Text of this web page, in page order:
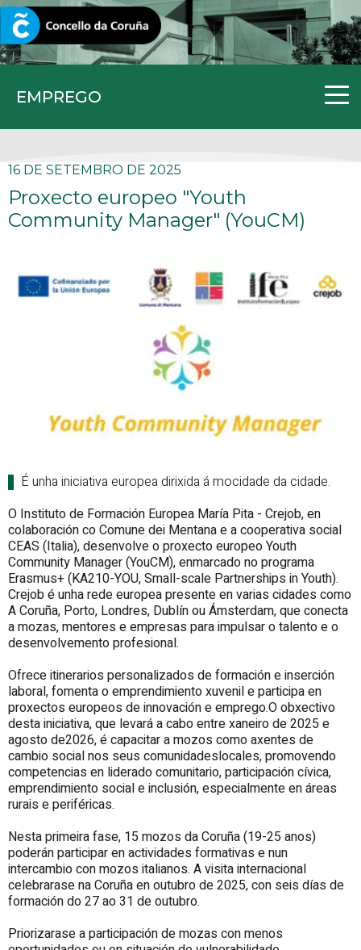
EMPREGO
CORUNA.GAL
16 DE SETEMBRO DE 2025
Proxecto europeo "Youth
Community Manager" (YouCM)
É unha iniciativa europea dirixida á mocidade da cidade.
O Instituto de Formación Europea María Pita - Crejob, en
colaboración co Comune dei Mentana e a cooperativa social
CEAS (Italia), desenvolve o proxecto europeo Youth
Community Manager (YouCM), enmarcado no programa
Erasmus+ (KA210-YOU, Small-scale Partnerships in Youth).
Crejob é unha rede europea presente en varias cidades como
A Coruña, Porto, Londres, Dublín ou Ámsterdam, que conecta
a mozas, mentores e empresas para impulsar o talento e o
desenvolvemento profesional.
Ofrece itinerarios personalizados de formación e inserción
laboral, fomenta o emprendimiento xuvenil e participa en
proxectos europeos de innovación e emprego.O obxectivo
desta iniciativa, que levará a cabo entre xaneiro de 2025 e
agosto de2026, é capacitar a mozos como axentes de
cambio social nos seus comunidadeslocales, promovendo
competencias en liderado comunitario, participación cívica,
emprendimiento social e inclusión, especialmente en áreas
rurais e periféricas.
Nesta primeira fase, 15 mozos da Coruña (19-25 anos)
poderán participar en actividades formativas e nun
intercambio con mozos italianos. A visita internacional
celebrarase na Coruña en outubro de 2025, con seis días de
formación do 27 ao 31 de outubro.
Priorizarase a participación de mozas con menos